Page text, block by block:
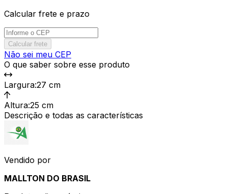
Calcular frete e prazo
Calcular frete
Não sei meu CEP
O que saber sobre esse produto
Largura:27 cm
Altura:25 cm
Descrição e todas as características
Vendido por
MALLTON DO BRASIL